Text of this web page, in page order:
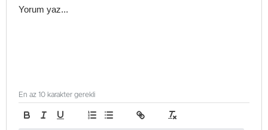
En az 10 karakter gerekli